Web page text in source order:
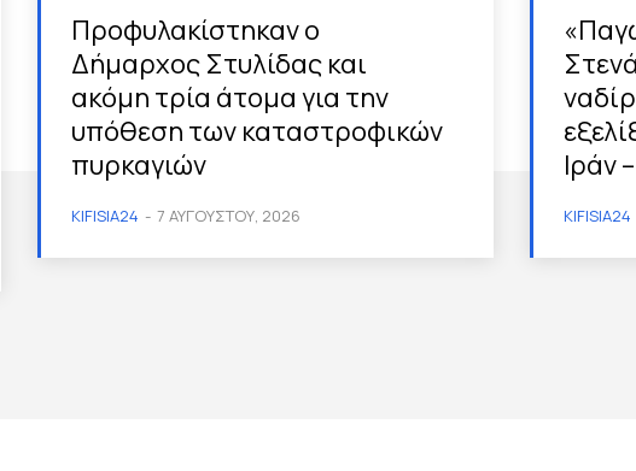
Προφυλακίστηκαν ο
Δήμαρχος Στυλίδας και
ακόμη τρία άτομα για την
υπόθεση των καταστροφικών
πυρκαγιών
KIFISIA24 - 7 ΑΥΓΟΎΣΤΟΥ, 2026
Ιράν
KIFISIA24